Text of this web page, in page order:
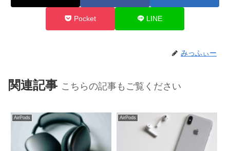
Pocket LINE
みっふぃー
関連記事 こちらの記事もご覧ください
AirPods AirPods